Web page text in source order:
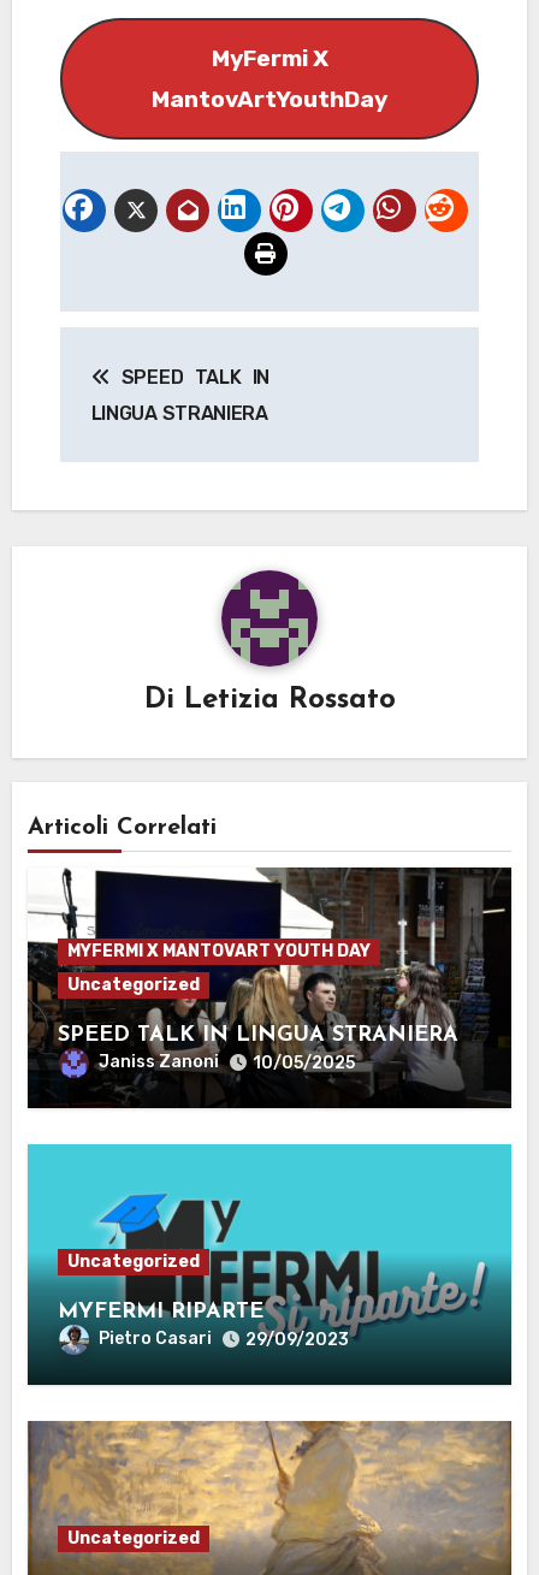
MyFermi X
MantovArtYouthDay
articoli
SPEED TALK IN
LINGUA STRANIERA
Di Letizia Rossato
Articoli Correlati
MYFERMI X MANTOVART YOUTH DAY
Uncategorized
SPEED TALK IN LINGUA STRANIERA
Janiss Zanoni 10/05/2025
Uncategorized
MYFERMI RIPARTE
Pietro Casari 29/09/2023
Uncategorized